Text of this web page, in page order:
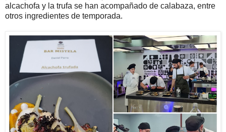
alcachofa y la trufa se han acompañado de calabaza, entre
otros ingredientes de temporada.